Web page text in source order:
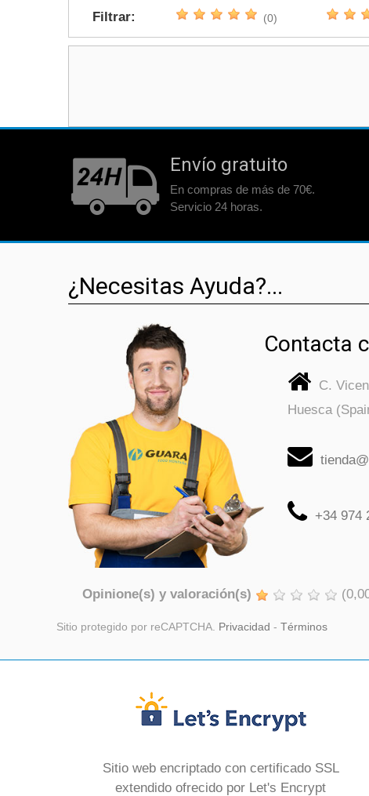
Filtrar: (0)
Envío gratuito
En compras de más de 70€.
Servicio 24 horas.
¿Necesitas Ayuda?...
Contacta
C.
Huesca
+34 974
Opinione(s) y valoración(s) (
Sitio protegido por reCAPTCHA. Privacidad - Términos
Sitio web encriptado con certificado SSL
extendido ofrecido por Let's Encrypt